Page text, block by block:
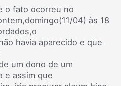
o fato ocorreu no
04) às 18
havia aparecido e que
um dono de um
e assim que